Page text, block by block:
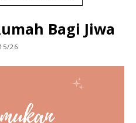
Bagi Jiwa
26